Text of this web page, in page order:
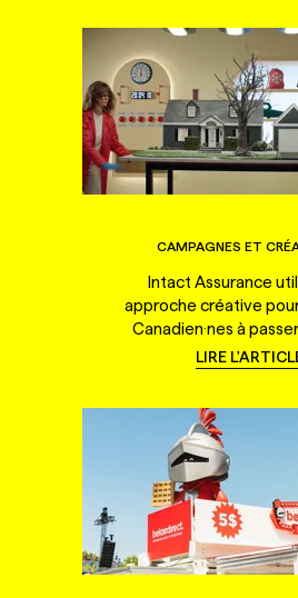
CAMPAGNES ET
Intact Assurance
approche créative
Canadien·nes à
LIRE